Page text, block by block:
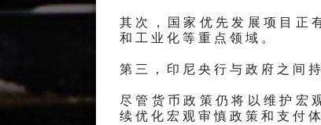
其次，国家优先发展项目正
和工业化等重点领域。
第三，印尼央行与政府之间
尽管货币政策仍将以维护宏
续优化宏观审慎政策和支付